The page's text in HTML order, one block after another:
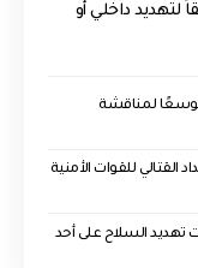
لتهديد داخلي أو
موسعًا لمناقشة
القتالي للقوات الأمنية
تهديد السلاح على أحد